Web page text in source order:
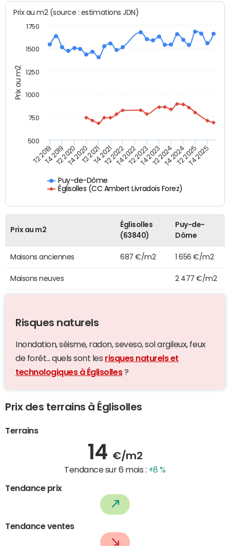
Prix au m2
Prix au m2 (source : estimations JDN)
Puy-de-Dôme
Églisolles (CC Ambert Livradois Forez)
T2 2019T4 2019T2 2020T4 2020T2 2021T4 2021T2 2022T4 2022T2 2023T4 2023T2 2024T4 2024T2 2025T4 2025
500
750
1000
1250
1500
1750
Prix au m2
Églisolles
(63840)
Puy-de-
Dôme
Maisons anciennes 687 €/m2 1 656 €/m2
Maisons neuves 2 477 €/m2
Risques naturels
Inondation, séisme, radon, seveso, sol argileux, feux
de forêt... quels sont les risques naturels et
technologiques à Églisolles?
Prix des terrains à Églisolles
Terrains
14 €/m2
Tendance sur 6 mois : +8 %
Tendance prix
Tendance ventes